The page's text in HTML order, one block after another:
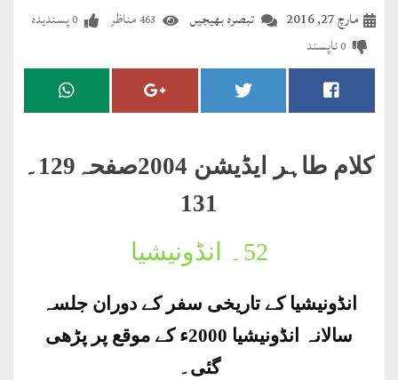
مضطرؔ
دستِ
علیم
تبصرہ بھیجیں مارچ 27, 2016 463مناظر 0پسندیدہ
0ناپسند
کلام طاہر ایڈیشن 2004صفحہ129۔
131
52۔ انڈونیشیا
انڈونیشیا کے تاریخی سفر کے دوران جلسہ
سالانہ انڈونیشیا 2000ء کے موقع پر پڑھی
گئی۔